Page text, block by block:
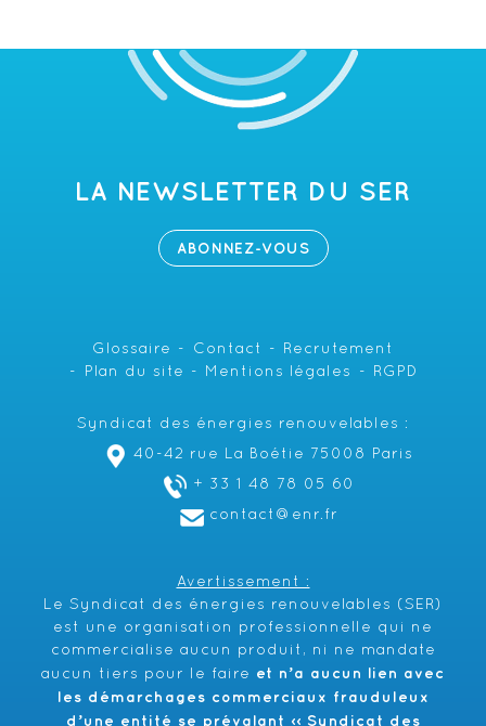
LA NEWSLETTER DU SER
ABONNEZ-VOUS
Glossaire Contact
Recrutement
Plan du site
Mentions légales RGPD
Syndicat des énergies renouvelables :
40-42 rue La Boétie 75008 Paris
+ 33 1 48 78 05 60
contact@enr.fr
Avertissement :
Le Syndicat des énergies renouvelables (SER)
est une organisation professionnelle qui ne
commercialise aucun produit, ni ne mandate
aucun tiers pour le faire et n’a aucun lien avec
les démarchages commerciaux frauduleux
d’une entité se prévalant ‹‹ Syndicat des